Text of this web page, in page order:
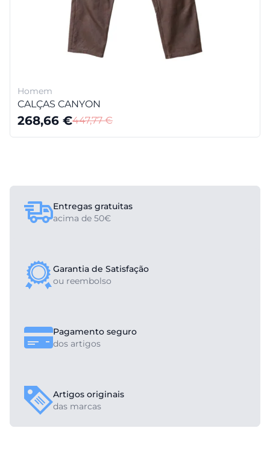
Homem
CALÇAS CANYON
268,66 €447,77€
Entregas gratuitas
acima de 50€
Garantia de Satisfação
ou reembolso
Pagamento seguro
dos artigos
Artigos originais
das marcas